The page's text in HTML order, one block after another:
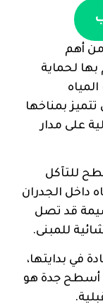
من أهم
بها لحماية
بمناخها
على مدار
للتآكل
داخل الجدران
قد تصل
للمبنى.
في بدايتها،
أسطح جدة هو